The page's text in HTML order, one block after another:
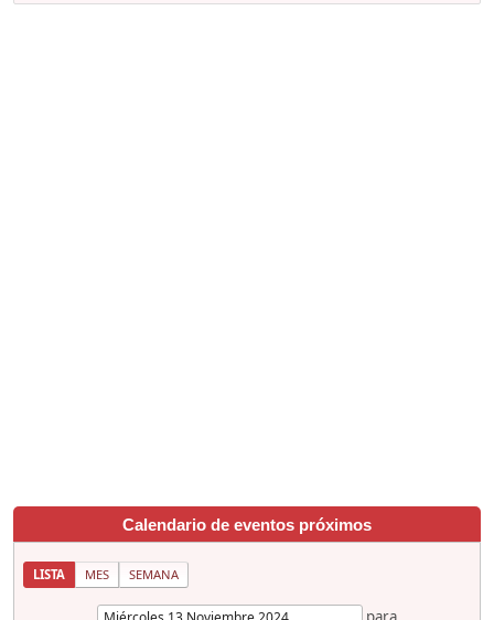
Calendario de eventos próximos
LISTA MES SEMANA